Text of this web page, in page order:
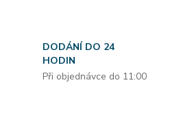
DODÁNÍ DO 24
HODIN
Při objednávce do 11:00